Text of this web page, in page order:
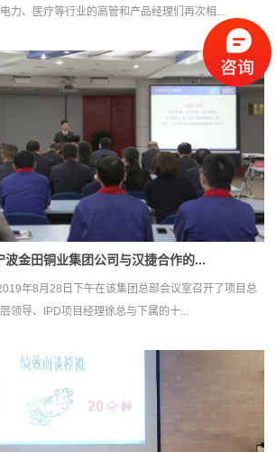
力、医疗等行业的高管和产品经理们再次相...
波金田铜业集团公司与汉捷合作的...
年8月28日下午在该集团总部会议室召开了项目总
领导、IPD项目经理徐总与下属的十...